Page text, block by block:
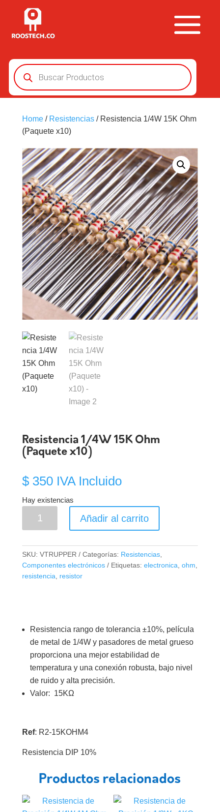
Búsqueda
de
productos
Home/ Resistencias/ Resistencia 1/4W 15K Ohm
(Paquete x10)
Resistencia 1/4W 15K Ohm
(Paquete x10)
$350 IVA Incluido
Hay existencias
1/4W
Ohm
(Paquete
x10)
Añadir al carrito
SKU: VTRUPPER Categorías: Resistencias,
Componentes electrónicos
Etiquetas: electronica ohm
resistencia
resistor
Resistencia rango de tolerancia ±10%, película
de metal de 1/4W y pasadores de metal grueso
proporciona una mejor estabilidad de
temperatura y una conexión robusta, bajo nivel
de ruido y alta precisión.
Valor: 15KΩ
Ref: R2-15KOHM4
Resistencia DIP 10%
Productos relacionados